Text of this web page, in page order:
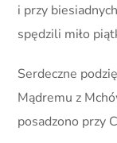
i przy
spędzili miło
Serdeczne
Mądremu z
posadzono przy